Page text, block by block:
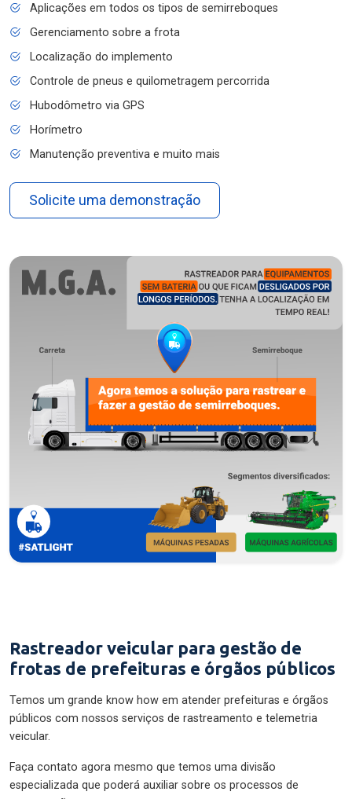
Aplicações em todos os tipos de semirreboques
Gerenciamento sobre a frota
Localização do implemento
Controle de pneus e quilometragem percorrida
Hubodômetro via GPS
Horímetro
Manutenção preventiva e muito mais
Solicite uma demonstração
Rastreador veicular para gestão de
frotas de prefeituras e órgãos públicos
Temos um grande know how em atender prefeituras e órgãos
públicos com nossos serviços de rastreamento e telemetria
veicular.
Faça contato agora mesmo que temos uma divisão
especializada que poderá auxiliar sobre os processos de